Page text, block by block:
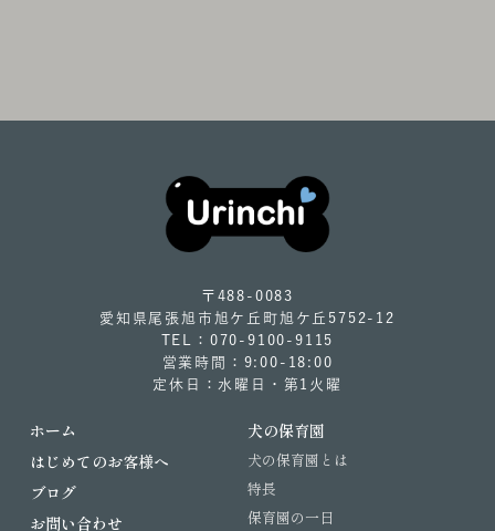
〒488-0083
愛知県尾張旭市旭ケ丘町旭ケ丘5752-12
TEL：070-9100-9115
営業時間：9:00-18:00
定休日：水曜日・第1火曜
ホーム
はじめてのお客様へ
ブログ
お問い合わせ
犬の保育園
犬の保育園とは
特長
保育園の一日